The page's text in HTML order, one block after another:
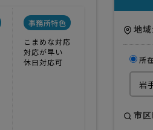
事務所特色
こまめな対応
対応が早い
休日対応可
地
所
市